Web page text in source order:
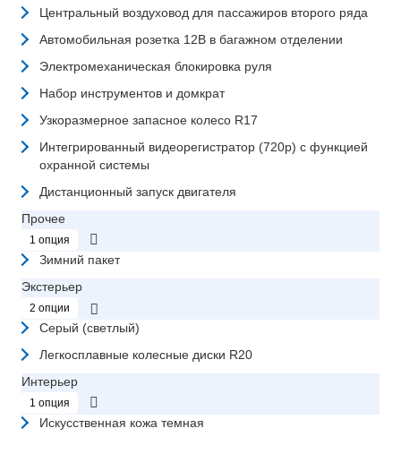
Центральный воздуховод для пассажиров второго ряда
Автомобильная розетка 12В в багажном отделении
Электромеханическая блокировка руля
Набор инструментов и домкрат
Узкоразмерное запасное колесо R17
Интегрированный видеорегистратор (720p) с функцией
охранной системы
Дистанционный запуск двигателя
Прочее
1 опция
Зимний пакет
Экстерьер
2 опции
Серый (светлый)
Легкосплавные колесные диски R20
Интерьер
1 опция
Искусственная кожа темная